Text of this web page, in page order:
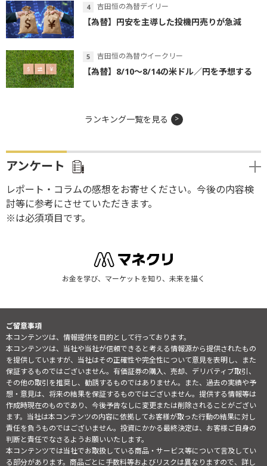
吉田恒の為替デイリー
【為替】円安を主導した投機円売りが急減
吉田恒の為替ウイークリー
【為替】8/10～8/14の米ドル／円を予想する
ランキング一覧を見る
アンケート
レポート・コラムの感想をお寄せください。今後の内容検
討等に参考にさせていただきます。
※は必須項目です。
お金を学び、マーケットを知り、未来を描く
ご留意事項
本コンテンツは、情報提供を目的として行っております。
本コンテンツは、当社や当社が信頼できると考える情報源から提供されたもの
を提供していますが、当社はその正確性や完全性について意見を表明し、また
保証するものではございません。有価証券の購入、売却、デリバティブ取引、
その他の取引を推奨し、勧誘するものではありません。また、過去の実績や予
想・意見は、将来の結果を保証するものではございません。提供する情報等は
作成時現在のものであり、今後予告なしに変更または削除されることがござい
ます。当社は本コンテンツの内容に依拠してお客様が取った行動の結果に対し
責任を負うものではございません。投資にかかる最終決定は、お客様ご自身の
判断と責任でなさるようお願いいたします。
本コンテンツでは当社でお取扱している商品・サービス等について言及してい
る部分があります。商品ごとに手数料等およびリスクは異なりますので、詳し